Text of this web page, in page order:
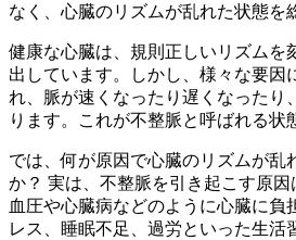
なく、心臓のリズムが乱れた状態を
健康な心臓は、規則正しいリズムを
出しています。しかし、様々な要因
れ、脈が速くなったり遅くなったり
ります。これが不整脈と呼ばれる状
では、何が原因で心臓のリズムが乱
か？ 実は、不整脈を引き起こす原
血圧や心臓病などのように心臓に負
レス、睡眠不足、過労といった生活